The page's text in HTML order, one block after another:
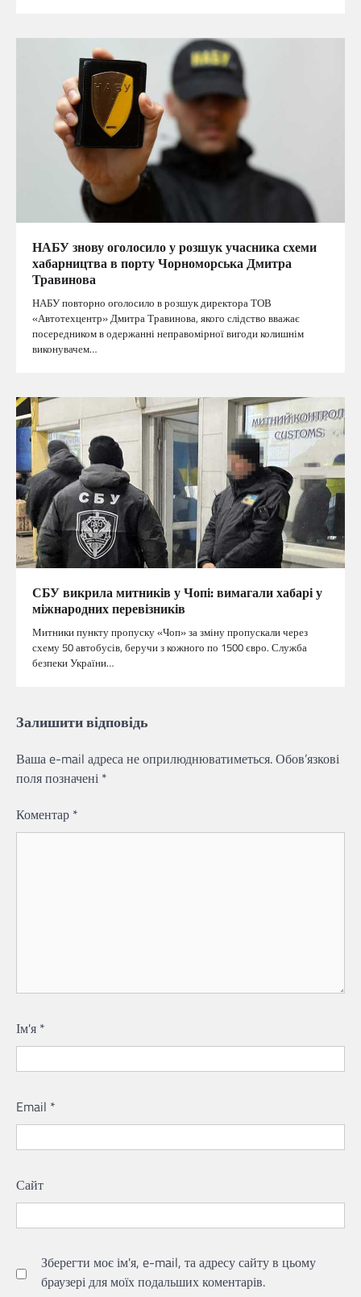
НАБУ знову оголосило у розшук учасника схеми
хабарництва в порту Чорноморська Дмитра
Травинова
НАБУ повторно оголосило в розшук директора ТОВ
«Автотехцентр» Дмитра Травинова, якого слідство вважає
посередником в одержанні неправомірної вигоди колишнім
виконувачем…
СБУ викрила митників у Чопі: вимагали хабарі у
міжнародних перевізників
Митники пункту пропуску «Чоп» за зміну пропускали через
схему 50 автобусів, беручи з кожного по 1500 євро. Служба
безпеки України…
Залишити відповідь
Ваша e-mail адреса не оприлюднюватиметься.Обов’язкові
поля позначені *
Коментар *
Ім'я *
Email *
Сайт
Зберегти моє ім'я, e-mail, та адресу сайту в цьому
браузері для моїх подальших коментарів.